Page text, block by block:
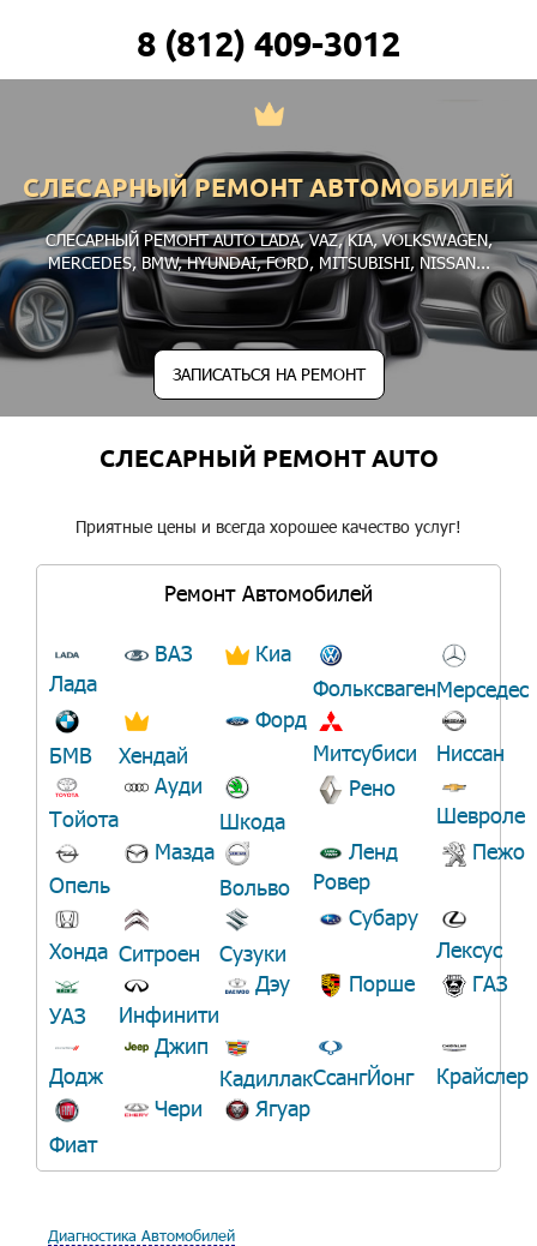
8 (812) 409-3012
СЛЕСАРНЫЙ РЕМОНТ АВТОМОБИЛЕЙ
СЛЕСАРНЫЙ РЕМОНТ AUTOLADA,VAZ,KIA,VOLKSWAGEN,
MERCEDES,BMW,HYUNDAI,FORD, MITSUBISHI, NISSAN...
ЗАПИСАТЬСЯ НА РЕМОНТ
СЛЕСАРНЫЙ РЕМОНТ AUTO
Приятные цены и всегда хорошее качество услуг!
Ремонт Автомобилей
Лада
ВАЗ
Киа
ФольксвагенМерседес
БМВ Хендай
Форд
Митсубиси
Ниссан
Тойота
Ауди
Шкода
Рено
Шевроле
Опель
Мазда
Вольво
Ленд
Ровер
Пежо
Хонда Ситроен Сузуки
Субару
Лексус
УАЗ Инфинити
Дэу Порше ГАЗ
Додж
Джип
КадиллакСсангЙонг Крайслер
Фиат
Чери Ягуар
Диагностика Автомобилей